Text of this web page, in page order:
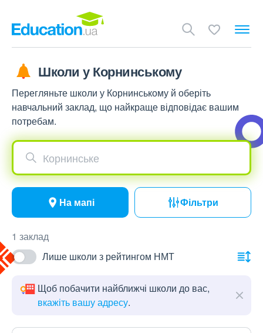
Школи у Корнинському
Перегляньте школи у Корнинському й оберіть
навчальний заклад, що найкраще відповідає вашим
потребам.
Корнинське
На мапі Фільтри
1 заклад
Лише школи з рейтингом НМТ
Щоб побачити найближчі школи до вас,
вкажіть вашу адресу.